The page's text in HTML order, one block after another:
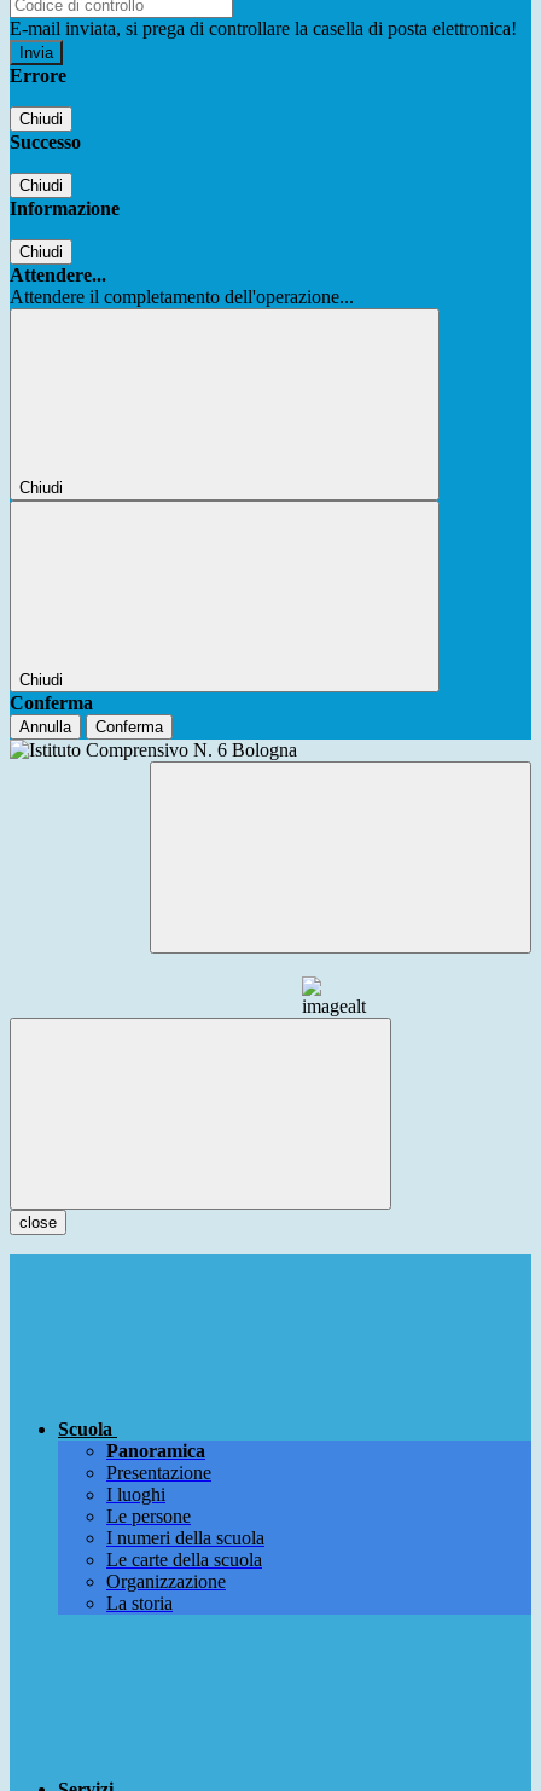
E-mail inviata, si prega di controllare la casella di posta elettronica!
Errore
Chiudi
Successo
Chiudi
Informazione
Chiudi
Attendere...
Attendere il completamento dell'operazione...
Chiudi
Chiudi
Conferma
Annulla Conferma
close
Scuola
Panoramica
Presentazione
I luoghi
Le persone
I numeri della scuola
Le carte della scuola
Organizzazione
La storia